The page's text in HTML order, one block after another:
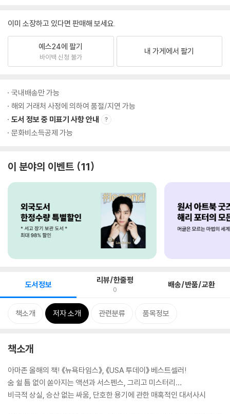
이미 소장하고 있다면 판매해 보세요.
예스24에 팔기
바이백 신청 불가
내 가게에서 팔기
국내배송만 가능
해외 거래처 사정에 의하여 품절/지연 가능
도서 정보 중 미표기 사항 안내
문화비소득공제 가능
이 분야의 이벤트 11
도서정보 리뷰/한줄평
0 배송/반품/교환
책소개 저자 소개 관련분류 품목정보
책소개
아마존 올해의 책! 《뉴욕타임스》, 《USA 투데이》 베스트셀러!
숨 쉴 틈 없이 쏟아지는 액션과 서스펜스, 그리고 미스터리…
비극적 상실, 승산 없는 싸움, 단호한 용기에 관한 매혹적인 대서사시